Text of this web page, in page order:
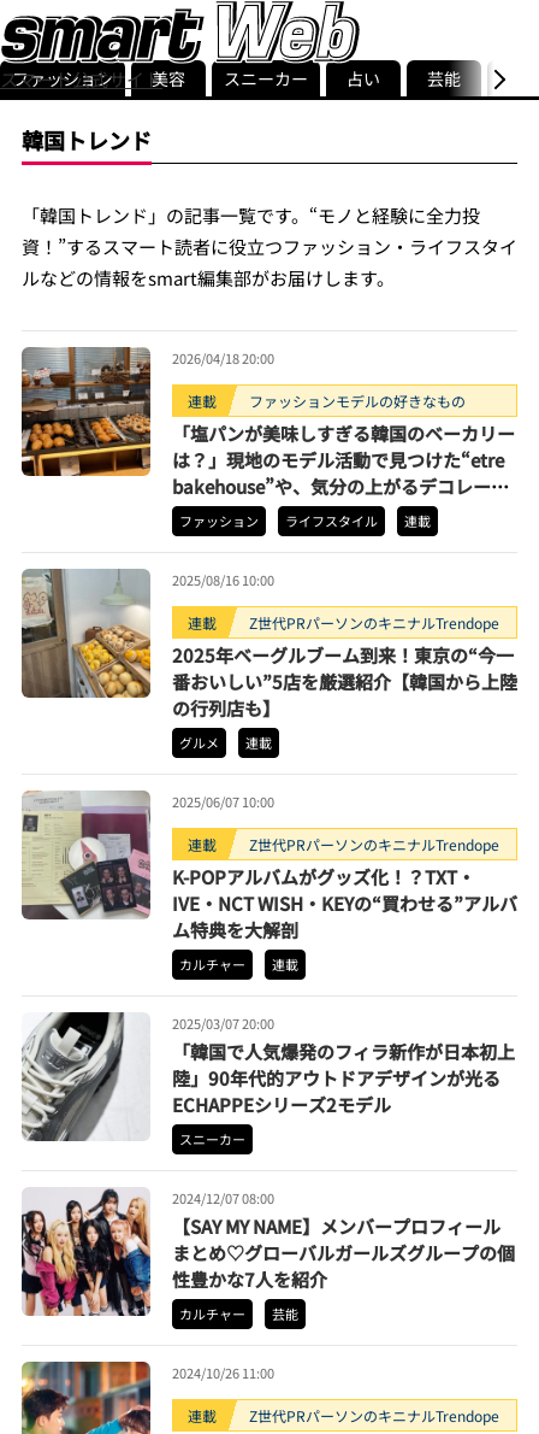
スマート公式サイト
smart最新号
記事一覧ランキング
ストリ
ファッション 美容 スニーカー 占い 芸能 グル
韓国トレンド
「韓国トレンド」の記事一覧です。“モノと経験に全力投
資！”するスマート読者に役立つファッション・ライフスタイ
ルなどの情報をsmart編集部がお届けします。
2026/04/18 20:00
連載 ファッションモデルの好きなもの
「塩パンが美味しすぎる韓国のベーカリー
は？」現地のモデル活動で見つけた“etre
bakehouse”や、気分の上がるデコレーシ
ョン術
ファッション ライフスタイル 連載
2025/08/16 10:00
連載 Z世代PRパーソンのキニナルTrendope
2025年ベーグルブーム到来！東京の“今一
番おいしい”5店を厳選紹介【韓国から上陸
の行列店も】
グルメ 連載
2025/06/07 10:00
連載 Z世代PRパーソンのキニナルTrendope
K-POPアルバムがグッズ化！？TXT・
IVE・NCT WISH・KEYの“買わせる”アルバ
ム特典を大解剖
カルチャー 連載
2025/03/07 20:00
「韓国で人気爆発のフィラ新作が日本初上
陸」90年代的アウトドアデザインが光る
ECHAPPEシリーズ2モデル
スニーカー
2024/12/07 08:00
【SAY MY NAME】メンバープロフィール
まとめ♡グローバルガールズグループの個
性豊かな7人を紹介
カルチャー 芸能
2024/10/26 11:00
連載 Z世代PRパーソンのキニナルTrendope